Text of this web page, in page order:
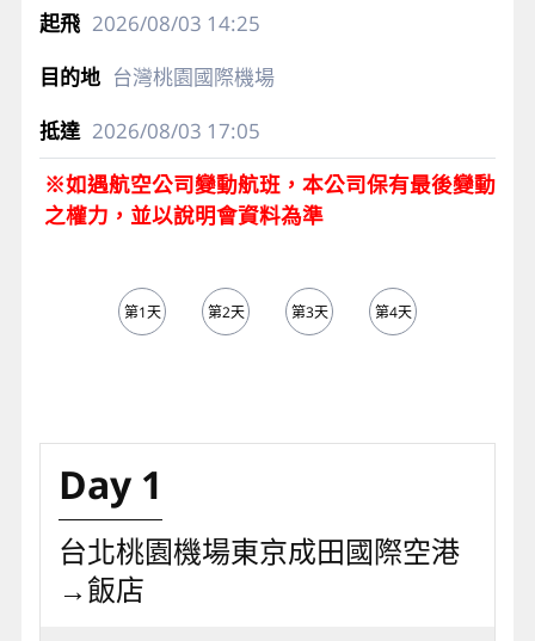
2026/08/03 14:25
台灣桃園國際機場
2026/08/03 17:05
※如遇航空公司變動航班，本公司保有最後變動
之權力，並以說明會資料為準
第1天 第2天 第3天 第4天
Day 1
台北桃園機場東京成田國際空港
→飯店